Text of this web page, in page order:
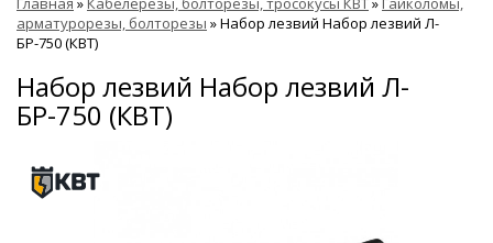
арматурорезы, болторезы »Набор лезвий Набор лезвий Л-
БР-750 (КВТ)
Набор лезвий Набор лезвий Л-
БР-750 (КВТ)